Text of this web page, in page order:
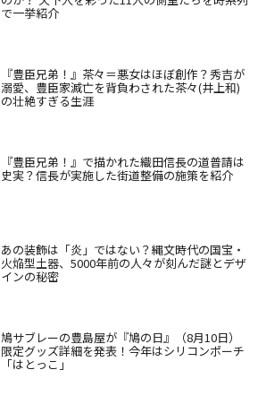
で一挙紹介
『豊臣兄弟！』茶々＝悪女はほぼ創作？秀吉が
溺愛、豊臣家滅亡を背負わされた茶々(井上和)
の壮絶すぎる生涯
『豊臣兄弟！』で描かれた織田信長の道普請は
史実？信長が実施した街道整備の施策を紹介
あの装飾は「炎」ではない？縄文時代の国宝・
火焔型土器、5000年前の人々が刻んだ謎とデザ
インの秘密
鳩サブレーの豊島屋が『鳩の日』（8月10日）
限定グッズ詳細を発表！今年はシリコンポーチ
「はとっこ」